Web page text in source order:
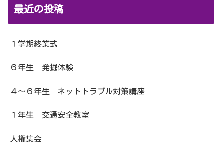
最近の投稿
１学期終業式
６年生 発掘体験
４～６年生 ネットトラブル対策講座
１年生 交通安全教室
人権集会